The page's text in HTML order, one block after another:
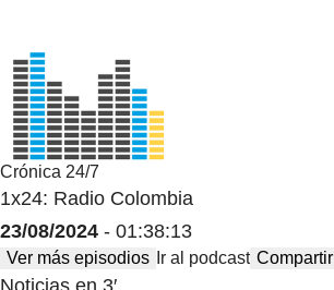
Crónica 24/7
1x24: Radio Colombia
23/08/2024 - 01:38:13
Ver más episodios Ir al podcast Compartir